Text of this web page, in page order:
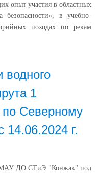
опыт участия в областных
безопасности», в учебно-
походах по рекам
водного
1
по Северному
14.06.2024 г.
МАУ ДО СТиЭ "Конжак" под